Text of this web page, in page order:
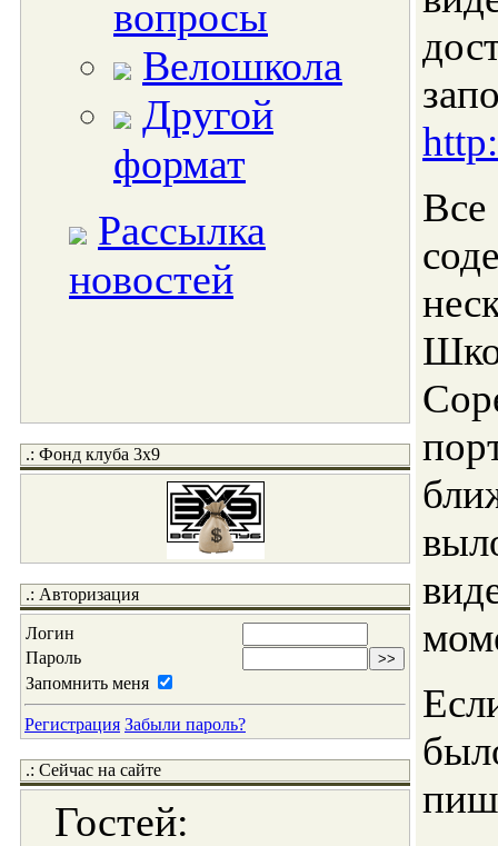
вопросы
Велошкола
Другой
формат
Рассылка
новостей
.: Фонд клуба 3x9
.: Авторизация
Логин
Пароль
Запомнить меня
Регистрация Забыли пароль?
.: Сейчас на сайте
Гостей: